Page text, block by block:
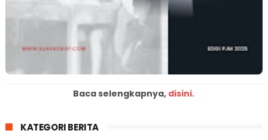
Baca selengkapnya, disini.
KATEGORI BERITA